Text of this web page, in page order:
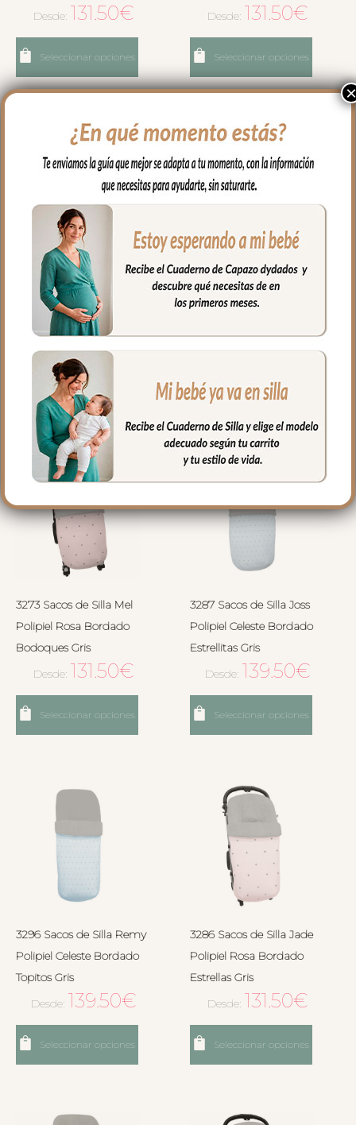
Desde: 131.50€
Seleccionar opciones
Desde: 131.50€
Seleccionar opciones
3270 Sacos de Silla Mel
Polipiel Gris Bordado
Bodoques Crudo
131.50€
Seleccionar opciones
3271 Sacos de Silla Mel
Polipiel Gris Bordado
131.50€
Seleccionar opciones
3273 Sacos de Silla Mel
Polipiel Rosa Bordado
Bodoques Gris
Desde: 131.50€
Seleccionar opciones
3287 Sacos de Silla Joss
Polipiel Celeste Bordado
Estrellitas Gris
Desde: 139.50€
Seleccionar opciones
3296 Sacos de Silla Remy
Polipiel Celeste Bordado
Topitos Gris
Desde: 139.50€
Seleccionar opciones
3286 Sacos de Silla Jade
Polipiel Rosa Bordado
Estrellas Gris
Desde: 131.50€
Seleccionar opciones
×